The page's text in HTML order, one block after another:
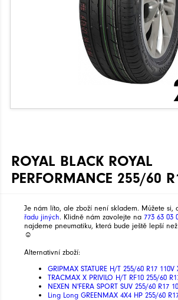
ROYAL BLACK ROYAL
PERFORMANCE 255/60
Je nám líto, ale zboží není skladem. Můžete si,
řadu jiných. Klidně nám zavolejte na 773 63 03
najdeme pneumatiku, která bude ještě lepší
☺
Alternativní zboží:
GRIPMAX STATURE H/T 255/60 R17 110V
TRACMAX X PRIVILO H/T RF10 255/60
NEXEN N'FERA SPORT SUV 255/60 R17
Ling Long GREENMAX 4X4 HP 255/60